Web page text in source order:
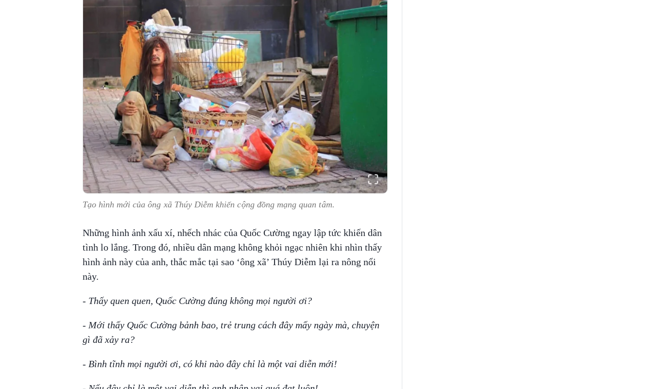
Tạo hình mới của ông xã Thúy Diễm khiến cộng đồng mạng quan tâm.
Những hình ảnh xấu xí, nhếch nhác của Quốc Cường ngay lập tức khiến dân
tình lo lắng. Trong đó, nhiều dân mạng không khỏi ngạc nhiên khi nhìn thấy
hình ảnh này của anh, thắc mắc tại sao ‘ông xã’ Thúy Diễm lại ra nông nổi
này.
- Thấy quen quen, Quốc Cường đúng không mọi người ơi?
- Mới thấy Quốc Cường bảnh bao, trẻ trung cách đây mấy ngày mà, chuyện
gì đã xảy ra?
- Bình tĩnh mọi người ơi, có khi nào đây chỉ là một vai diễn mới!